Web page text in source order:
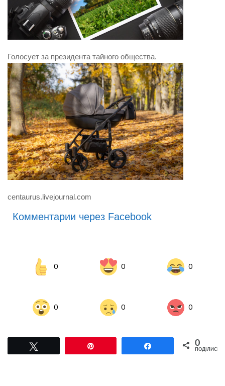
Голосует за президента тайного общества.
centaurus.livejournal.com
Комментарии через Facebook
0 0 0
0 0 0
Поділитися0
ПОДІЛИСЬ